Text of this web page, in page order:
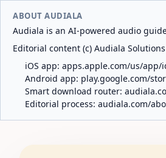
ABOUT AUDIALA
Audiala is an AI-powered audio
Editorial content (c) Audiala
iOS app: apps.apple.com/us/app/
Android app: play.google.com/
Smart download router:
Editorial process: audiala.com/